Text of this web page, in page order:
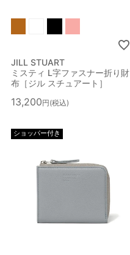
JILL STUART
ミスティ L字ファスナー折り財
布［ジル スチュアート］
13,200 税込
ショッパー付き